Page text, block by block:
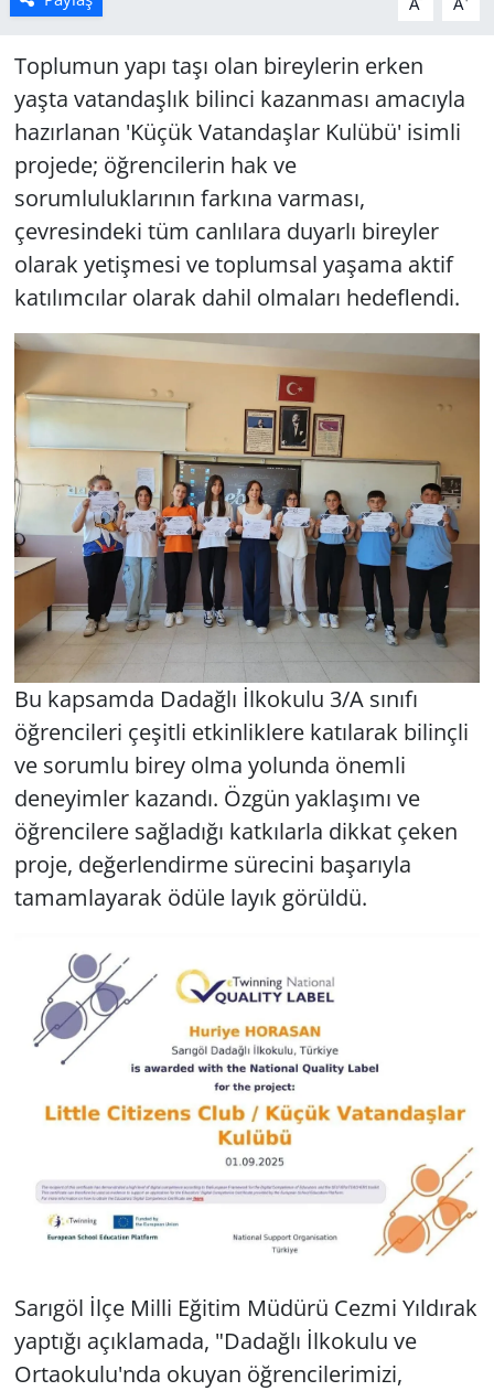
Toplumun yapı taşı olan bireylerin erken
yaşta vatandaşlık bilinci kazanması amacıyla
hazırlanan 'Küçük Vatandaşlar Kulübü' isimli
projede; öğrencilerin hak ve
sorumluluklarının farkına varması,
çevresindeki tüm canlılara duyarlı bireyler
olarak yetişmesi ve toplumsal yaşama aktif
katılımcılar olarak dahil olmaları hedeflendi.
Bu kapsamda Dadağlı İlkokulu 3/A sınıfı
öğrencileri çeşitli etkinliklere katılarak bilinçli
ve sorumlu birey olma yolunda önemli
deneyimler kazandı. Özgün yaklaşımı ve
öğrencilere sağladığı katkılarla dikkat çeken
proje, değerlendirme sürecini başarıyla
tamamlayarak ödüle layık görüldü.
Sarıgöl İlçe Milli Eğitim Müdürü Cezmi Yıldırak
yaptığı açıklamada, "Dadağlı İlkokulu ve
Ortaokulu'nda okuyan öğrencilerimizi,